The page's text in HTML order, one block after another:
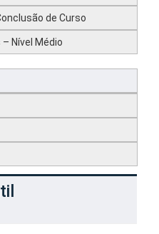
de Curso
Nível Médio